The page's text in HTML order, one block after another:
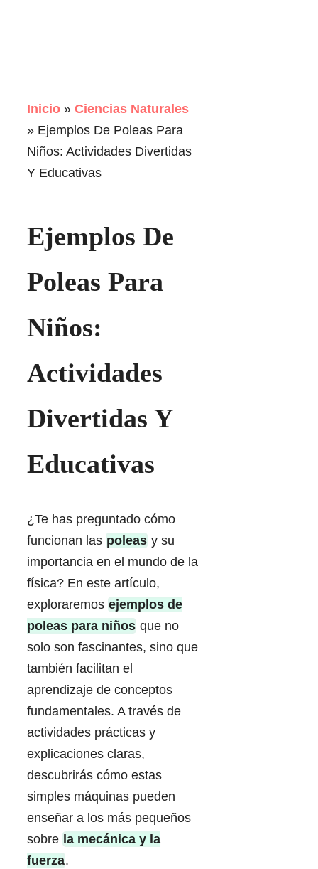
Inicio » Ciencias Naturales
» Ejemplos De Poleas Para
Niños: Actividades Divertidas
Y Educativas
Ejemplos De
Poleas Para
Niños:
Actividades
Divertidas Y
Educativas
¿Te has preguntado cómo
funcionan las poleas y su
importancia en el mundo de la
física? En este artículo,
exploraremos ejemplos de
poleas para niños que no
solo son fascinantes, sino que
también facilitan el
aprendizaje de conceptos
fundamentales. A través de
actividades prácticas y
explicaciones claras,
descubrirás cómo estas
simples máquinas pueden
enseñar a los más pequeños
sobre la mecánica y la
fuerza.